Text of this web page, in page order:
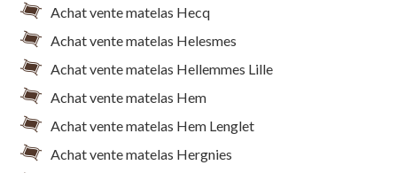
Achat vente matelas Hecq
Achat vente matelas Helesmes
Achat vente matelas Hellemmes Lille
Achat vente matelas Hem
Achat vente matelas Hem Lenglet
Achat vente matelas Hergnies